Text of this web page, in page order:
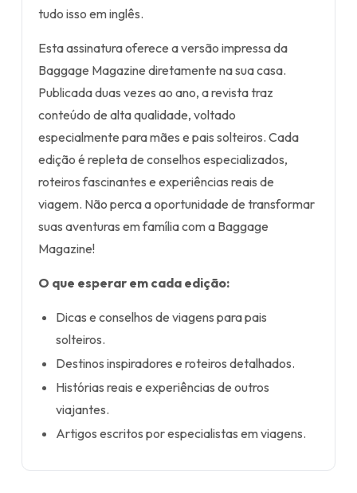
tudo isso em inglês.
Esta assinatura oferece a versão impressa da
Baggage Magazine diretamente na sua casa.
Publicada duas vezes ao ano, a revista traz
conteúdo de alta qualidade, voltado
especialmente para mães e pais solteiros. Cada
edição é repleta de conselhos especializados,
roteiros fascinantes e experiências reais de
viagem. Não perca a oportunidade de transformar
suas aventuras em família com a Baggage
Magazine!
O que esperar em cada edição:
Dicas e conselhos de viagens para pais
solteiros.
Destinos inspiradores e roteiros detalhados.
Histórias reais e experiências de outros
viajantes.
Artigos escritos por especialistas em viagens.